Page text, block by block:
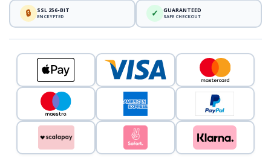
🔒 SSL 256-BIT
ENCRYPTED ✓ GUARANTEED
SAFE CHECKOUT